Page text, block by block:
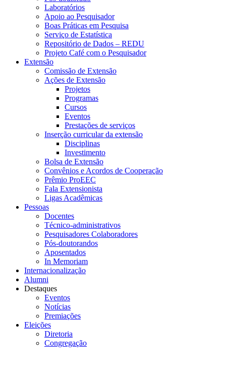
Laboratórios
Apoio ao Pesquisador
Boas Práticas em Pesquisa
Serviço de Estatística
Repositório de Dados – REDU
Projeto Café com o Pesquisador
Extensão
Comissão de Extensão
Ações de Extensão
Projetos
Programas
Cursos
Eventos
Prestações de serviços
Inserção curricular da extensão
Disciplinas
Investimento
Bolsa de Extensão
Convênios e Acordos de Cooperação
Prêmio ProEEC
Fala Extensionista
Ligas Acadêmicas
Pessoas
Docentes
Técnico-administrativos
Pesquisadores Colaboradores
Pós-doutorandos
Aposentados
In Memoriam
Internacionalização
Alumni
Destaques
Eventos
Notícias
Premiações
Eleições
Diretoria
Congregação